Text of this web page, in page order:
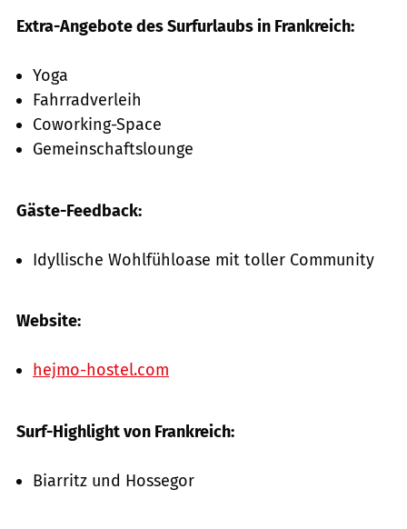
Extra-Angebote des Surfurlaubs in Frankreich:
Yoga
Fahrradverleih
Coworking-Space
Gemeinschaftslounge
Gäste-Feedback:
Idyllische Wohlfühloase mit toller Community
Website:
hejmo-hostel.com
Surf-Highlight von Frankreich:
Biarritz und Hossegor